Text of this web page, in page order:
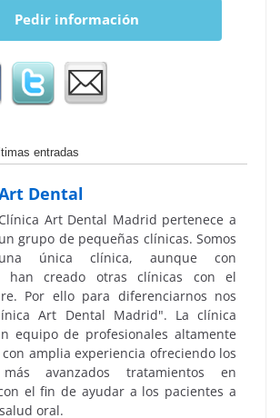
Pedir información
entradas
Dental
Clínica Art Dental Madrid pertenece a
un grupo de pequeñas clínicas. Somos
una única clínica, aunque con
han creado otras clínicas con el
Por ello para diferenciarnos nos
Art Dental Madrid". La clínica
equipo de profesionales altamente
amplia experiencia ofreciendo los
avanzados tratamientos en
el fin de ayudar a los pacientes a
oral.